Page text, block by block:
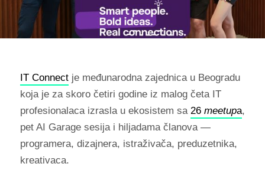
IT Connectje međunarodna zajednica u Beogradu
koja je za skoro četiri godine iz malog četa IT
profesionalaca izrasla u ekosistem sa 26 meetupa,
pet AI Garage sesija i hiljadama članova —
programera, dizajnera, istraživača, preduzetnika,
kreativaca.